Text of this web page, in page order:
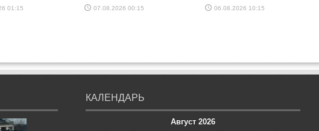
01:15 07.08.2026 00:15 06.08.2026 10:15
КАЛЕНДАРЬ
Август 2026